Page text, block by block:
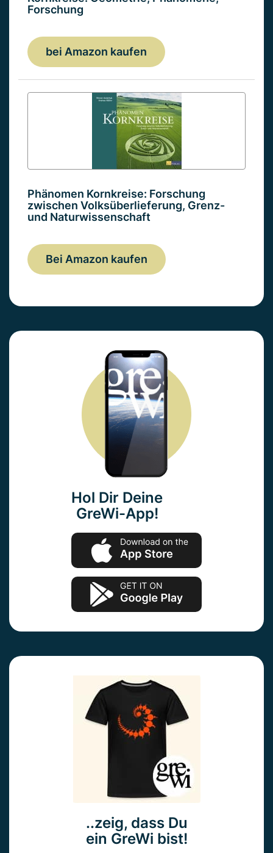
Forschung
bei Amazon kaufen
Phänomen Kornkreise: Forschung
zwischen Volksüberlieferung, Grenz-
und Naturwissenschaft
Bei Amazon kaufen
Hol Dir Deine
GreWi-App!
..zeig, dass Du
ein GreWi bist!